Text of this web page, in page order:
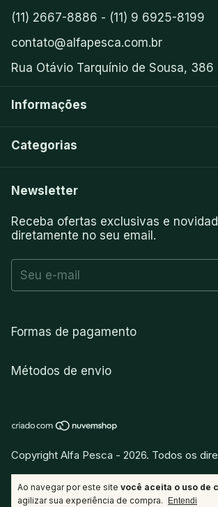
Ao navegar por este site você aceita o uso de
agilizar sua experiência de compra.
Entendi
(11) 2667-8886 - (11) 9 6925-8199
contato@alfapesca.com.br
Rua Otávio Tarquínio de Sousa, 386
Informações
Categorias
Newsletter
Receba ofertas exclusivas e
diretamente no seu email.
Formas de pagamento
Métodos de envio
Copyright Alfa Pesca - 2026. Todos os
Desenvolvido porvitamina